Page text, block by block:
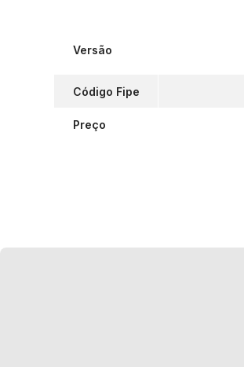
Versão
Código Fipe
Preço